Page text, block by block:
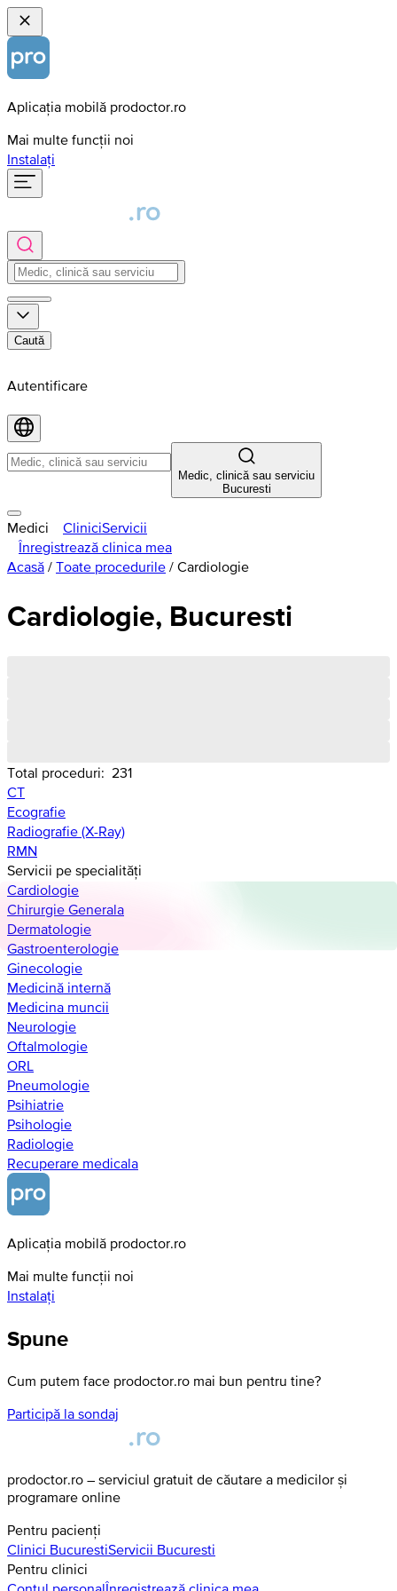
Aplicația mobilă prodoctor.ro
Mai multe funcții noi
Instalați
Caută
Autentificare
Medic, clinică sau serviciu
Bucuresti
Medici CliniciServicii
Înregistrează clinica mea
Acasă / Toate procedurile / Cardiologie
Cardiologie, Bucuresti
Total proceduri: 231
CT
Ecografie
Radiografie (X-Ray)
RMN
Servicii pe specialități
Cardiologie
Chirurgie Generala
Dermatologie
Gastroenterologie
Ginecologie
Medicină internă
Medicina muncii
Neurologie
Oftalmologie
ORL
Pneumologie
Psihiatrie
Psihologie
Radiologie
Recuperare medicala
Aplicația mobilă prodoctor.ro
Mai multe funcții noi
Instalați
Spune
Cum putem face prodoctor.ro mai bun pentru tine?
Participă la sondaj
prodoctor.ro – serviciul gratuit de căutare a medicilor și
programare online
Pentru pacienți
Clinici BucurestiServicii Bucuresti
Pentru clinici